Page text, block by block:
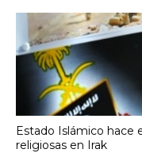
Estado Islámico hace
religiosas en Irak